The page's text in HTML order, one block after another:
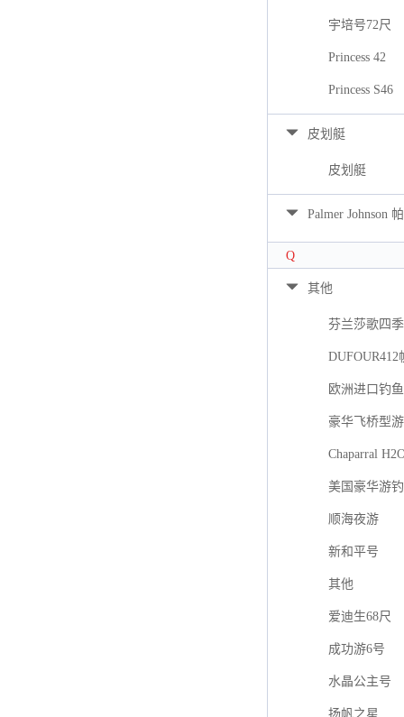
宇培号72尺
Princess 42
Princess S46
皮划艇
皮划艇
Palmer Johnson
Q
其他
芬兰莎歌四
DUFOUR412
欧洲进口钓
豪华飞桥型
Chaparral
美国豪华游
顺海夜游
新和平号
其他
爱迪生68尺
成功游6号
水晶公主号
扬帆之星